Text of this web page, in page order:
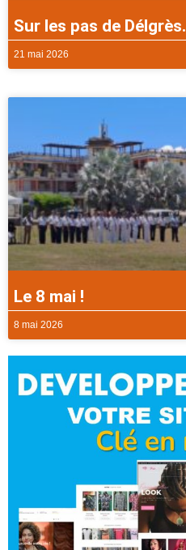
Sur les pas de Délgrès.
21 mai 2026
Le 8 mai !
8 mai 2026